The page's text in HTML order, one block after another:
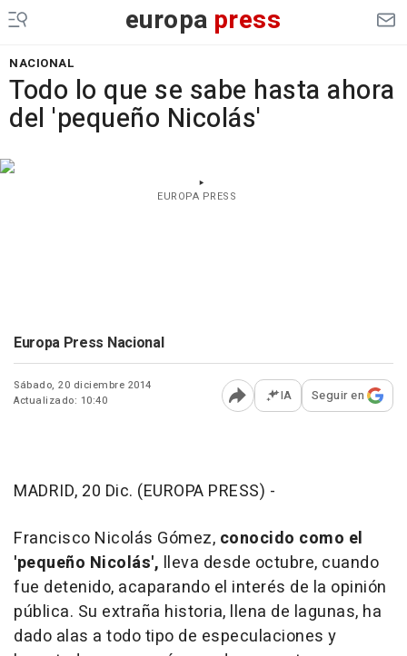
europa press
NACIONAL
Todo lo que se sabe hasta ahora
del 'pequeño Nicolás'
EUROPA PRESS
Europa Press Nacional
Sábado, 20 diciembre 2014
Actualizado: 10:40
Abrir opciones para
IA Seguir en
MADRID, 20 Dic. (EUROPA PRESS) -
Francisco Nicolás Gómez, conocido como el
'pequeño Nicolás', lleva desde octubre, cuando
fue detenido, acaparando el interés de la opinión
pública. Su extraña historia, llena de lagunas, ha
dado alas a todo tipo de especulaciones y